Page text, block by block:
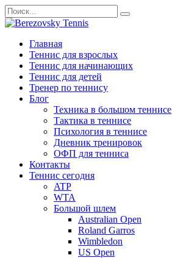
Перейти
к
содержанию
Search
for:
Главная
Теннис для взрослых
Теннис для начинающих
Теннис для детей
Тренер по теннису
Блог
Техника в большом теннисе
Тактика в теннисе
Психология в теннисе
Дневник тренировок
ОФП для тенниса
Контакты
Теннис сегодня
ATP
WTA
Большой шлем
Australian Open
Roland Garros
Wimbledon
US Open